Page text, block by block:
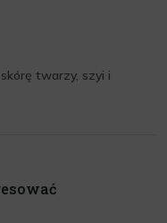
twarzy, szyi i